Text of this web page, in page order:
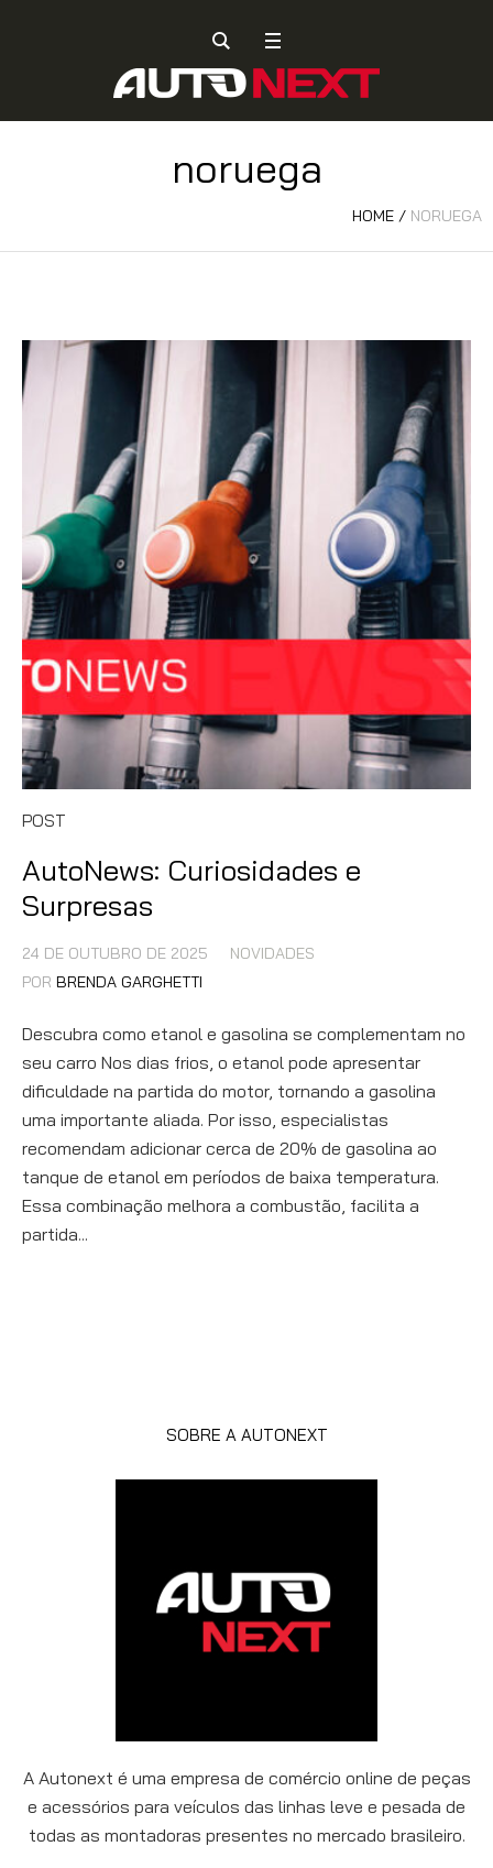
noruega
HOME / NORUEGA
POST
AutoNews: Curiosidades e
Surpresas
24 DE OUTUBRO DE 2025
NOVIDADES
POR BRENDA GARGHETTI
Descubra como etanol e gasolina se complementam no
seu carro Nos dias frios, o etanol pode apresentar
dificuldade na partida do motor, tornando a gasolina
uma importante aliada. Por isso, especialistas
recomendam adicionar cerca de 20% de gasolina ao
tanque de etanol em períodos de baixa temperatura.
Essa combinação melhora a combustão, facilita a
partida...
SOBRE A AUTONEXT
A Autonext é uma empresa de comércio online de peças
e acessórios para veículos das linhas leve e pesada de
todas as montadoras presentes no mercado brasileiro.